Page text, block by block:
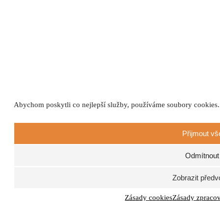
Abychom poskytli co nejlepší služby, používáme soubory cookies.
Přijmout
Odmítnout
Zobrazit
Zásady cookiesZásady